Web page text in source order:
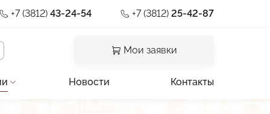
+7 (3812) 43-24-54 +7 (3812) 25-42-87
Мои заявки
Новости Контакты